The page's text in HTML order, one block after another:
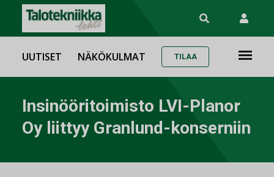
UUTISET NÄKÖKULMAT TILAA
Insinööritoimisto LVI-Planor
Oy liittyy Granlund-konserniin